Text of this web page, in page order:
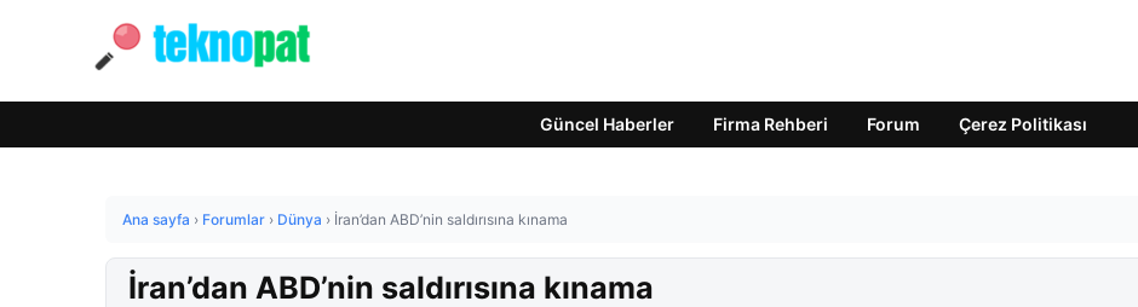
Güncel Haberler Firma Rehberi Forum Çerez Politikası
Ana sayfa › Forumlar › Dünya › İran’dan ABD’nin saldırısına kınama
İran’dan ABD’nin saldırısına kınama